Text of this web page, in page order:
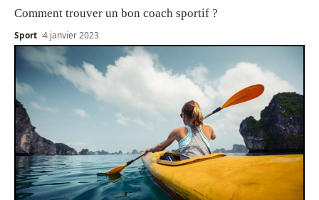
Comment trouver un bon coach sportif ?
Sport 4 janvier 2023